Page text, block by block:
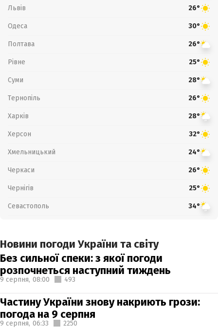
Львів 26°
Одеса 30°
Полтава 26°
Рівне 25°
Суми 28°
Тернопіль 26°
Харків 28°
Херсон 32°
Хмельницький 24°
Черкаси 26°
Чернігів 25°
Севастополь 34°
Новини погоди України та світу
Без сильної спеки: з якої погоди
розпочнеться наступний тиждень
9 серпня, 08:00 493
Частину України знову накриють грози:
погода на 9 серпня
9 серпня, 06:33 2250